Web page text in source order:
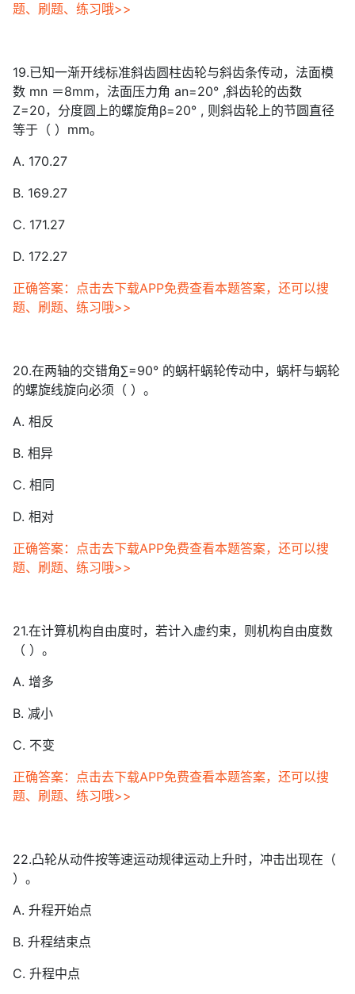
题、刷题、练习哦>>
19.已知一渐开线标准斜齿圆柱齿轮与斜齿条传动，法面模
数 mn ＝8mm，法面压力角 an=20° ,斜齿轮的齿数
Z=20，分度圆上的螺旋角β=20° , 则斜齿轮上的节圆直径
等于（ ）mm。
A. 170.27
B. 169.27
C. 171.27
D. 172.27
正确答案：点击去下载APP免费查看本题答案，还可以搜
题、刷题、练习哦>>
20.在两轴的交错角∑=90° 的蜗杆蜗轮传动中，蜗杆与蜗轮
的螺旋线旋向必须（ ）。
A. 相反
B. 相异
C. 相同
D. 相对
正确答案：点击去下载APP免费查看本题答案，还可以搜
题、刷题、练习哦>>
21.在计算机构自由度时，若计入虚约束，则机构自由度数
（ ）。
A. 增多
B. 减小
C. 不变
正确答案：点击去下载APP免费查看本题答案，还可以搜
题、刷题、练习哦>>
22.凸轮从动件按等速运动规律运动上升时，冲击出现在（
）。
A. 升程开始点
B. 升程结束点
C. 升程中点